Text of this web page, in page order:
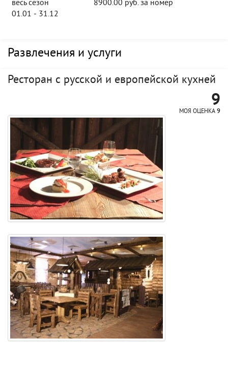
весь сезон
01.01 - 31.12
8900.00 руб. за номер
Развлечения и услуги
Ресторан с русской и европейской кухней
9
МОЯ ОЦЕНКА 9